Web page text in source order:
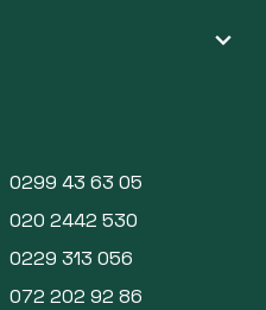
0299 43 63 05
020 2442 530
0229 313 056
072 202 92 86